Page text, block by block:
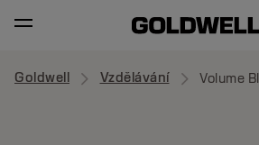
Goldwell Vzdělávání Volume